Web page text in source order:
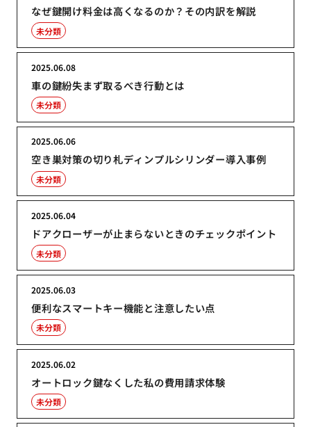
なぜ鍵開け料金は高くなるのか？その内訳を解説
未分類
車の鍵紛失まず取るべき行動とは
2025.06.08
未分類
空き巣対策の切り札ディンプルシリンダー導入事例
2025.06.06
未分類
ドアクローザーが止まらないときのチェックポイント
2025.06.04
未分類
便利なスマートキー機能と注意したい点
2025.06.03
未分類
オートロック鍵なくした私の費用請求体験
2025.06.02
未分類